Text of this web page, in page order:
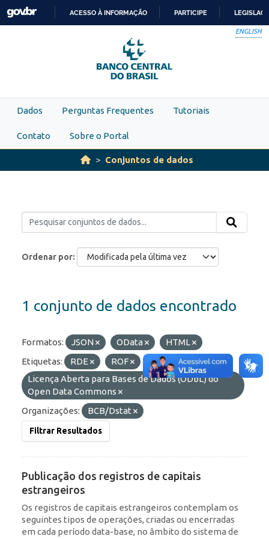
Skip to main content
PARA
O
CONTEÚDO
ACESSO À INFORMAÇÃO PARTICIPE
ENGLISH
Dados Perguntas Frequentes Tutoriais
Contato Sobre o Portal
Conjuntos de dados
Ordenar por
1 conjunto de dados encontrado
Formatos: JSON OData
HTML
Etiquetas:
RDE ROF
Licenças:
Licença Aberta para Bases de Dados (ODbL) do
Open Data Commons
Organizações:
BCB/Dstat
Filtrar Resultados
Publicação dos registros de capitais
estrangeiros
Os registros de capitais estrangeiros contemplam os
seguintes tipos de operações, criadas ou encerradas
em cada período data-base, no âmbito do sistema de